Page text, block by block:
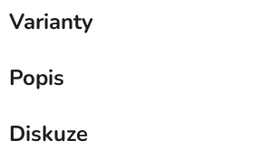
Varianty
Popis
Diskuze